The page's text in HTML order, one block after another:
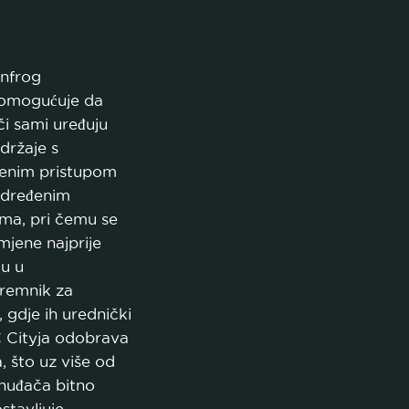
da
sami uređuju
s
pristupom
pri čemu se
najprije
u
za
gdje ih urednički
Cityja odobrava
što uz više od
bitno